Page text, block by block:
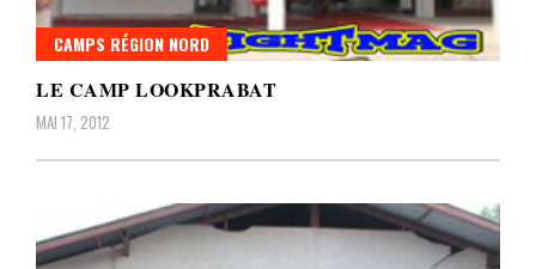
CAMPS RÉGION NORD
LE CAMP LOOKPRABAT
MAI 17, 2012